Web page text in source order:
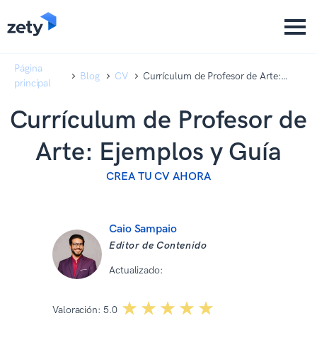
Página
principal
Blog CV
Currículum de Profesor de Arte:
Currículum de Profesor de
Arte: Ejemplos y Guía
CREA TU CV AHORA
Caio Sampaio
Editor de Contenido
Actualizado:
Valoración: 5.0 ☆☆☆☆☆
★★★★★